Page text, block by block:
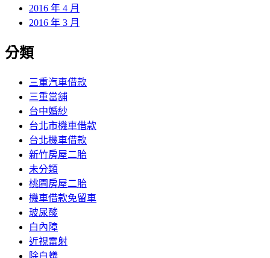
2016 年 4 月
2016 年 3 月
分類
三重汽車借款
三重當舖
台中婚紗
台北市機車借款
台北機車借款
新竹房屋二胎
未分類
桃園房屋二胎
機車借款免留車
玻尿酸
白內障
近視雷射
除白蟻